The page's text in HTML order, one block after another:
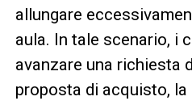
allungare
aula. In tale scenario, i
avanzare una richiesta
proposta di acquisto, la